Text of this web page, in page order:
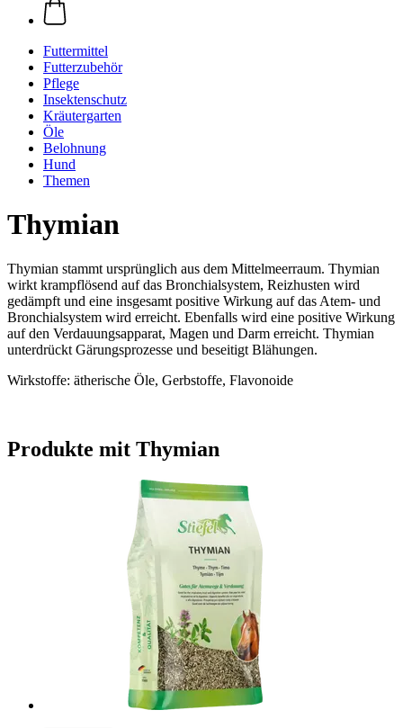
Futtermittel
Futterzubehör
Pflege
Insektenschutz
Kräutergarten
Öle
Belohnung
Hund
Themen
Thymian
Thymian stammt ursprünglich aus dem Mittelmeerraum. Thymian
wirkt krampflösend auf das Bronchialsystem, Reizhusten wird
gedämpft und eine insgesamt positive Wirkung auf das Atem- und
Bronchialsystem wird erreicht. Ebenfalls wird eine positive Wirkung
auf den Verdauungsapparat, Magen und Darm erreicht. Thymian
unterdrückt Gärungsprozesse und beseitigt Blähungen.
Wirkstoffe: ätherische Öle, Gerbstoffe, Flavonoide
Produkte mit Thymian